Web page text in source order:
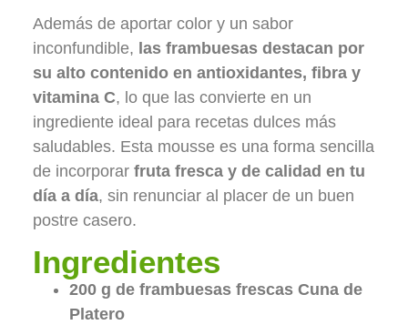
Además de aportar color y un sabor
inconfundible, las frambuesas destacan por
su alto contenido en antioxidantes, fibra y
vitamina C, lo que las convierte en un
ingrediente ideal para recetas dulces más
saludables. Esta mousse es una forma sencilla
de incorporar fruta fresca y de calidad en tu
día a día, sin renunciar al placer de un buen
postre casero.
Ingredientes
200 g de frambuesas frescas Cuna de
Platero